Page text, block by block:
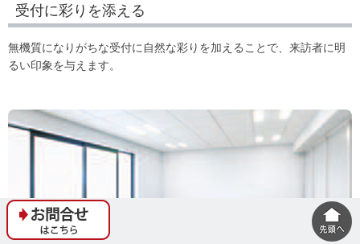
受付に彩りを添える
無機質になりがちな受付に自然な彩りを加えることで、来訪者に明
るい印象を与えます。